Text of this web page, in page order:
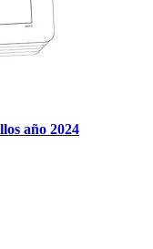
año 2024